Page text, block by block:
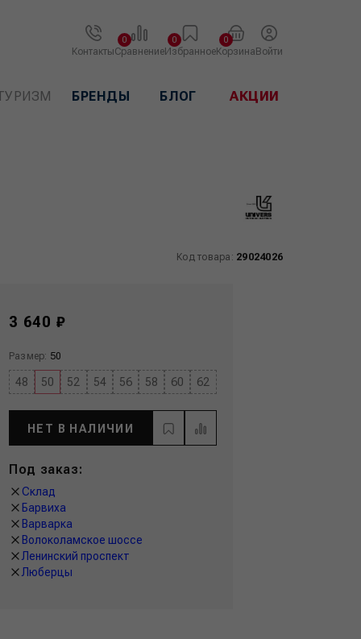
КонтактыСравнение
0
Избранное
0
Корзина
0
Войти
БРЕНДЫ БЛОГ АКЦИИ
Код товара: 29024026
3 640 ₽
Размер: 50
48 50 52 54 56 58 60 62
НЕТ В НАЛИЧИИ
Под заказ:
Склад
Барвиха
Варварка
Волоколамское шоссе
Ленинский проспект
Люберцы